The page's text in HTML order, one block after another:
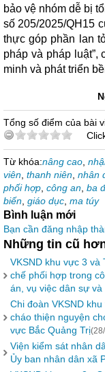
bảo vệ nhóm dễ bị
số 205/2025/QH15
thực góp phần lan
pháp và pháp luật”,
minh và phát triển
Tổng số điểm của bài
Từ khóa:nâng cao
viên thanh niên nhân
phối hợp công an ba
biến giáo dục ma túy
Bình luận mới
Bạn cần đăng nhập
Những tin cũ
VKSND khu vực 3 và
chế phối hợp trong
án, vụ việc dân sự và
Chi đoàn VKSND
cháo thiện nguyện
vực Bắc Quảng Trị
Viện kiểm sát nhân
Ủy ban nhân dân xã